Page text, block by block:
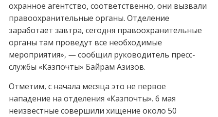
охранное агентство, соответственно, они вызвали
правоохранительные органы. Отделение
заработает завтра, сегодня правоохранительные
органы там проведут все необходимые
мероприятия», — сообщил руководитель пресс-
службы «Казпочты» Байрам Азизов.
Отметим, с начала месяца это не первое
нападение на отделения «Казпочты». 6 мая
неизвестные совершили хищение около 50